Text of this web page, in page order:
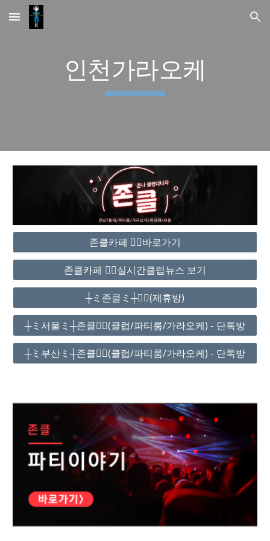
Skip to main content Skip to navigation
인천가라오케
존클카페 ❤️‍🔥바로가기
존클카페 ❤️‍🔥실시간클럽뉴스 보기
┼ミ존클ミ┼❤️‍🔥(제휴방)
┼ミ서울ミ┼존클❤️‍🔥(클럽/파티룸/가라오케) - 단톡방
┼ミ부산ミ┼존클❤️‍🔥(클럽/파티룸/가라오케) - 단톡방